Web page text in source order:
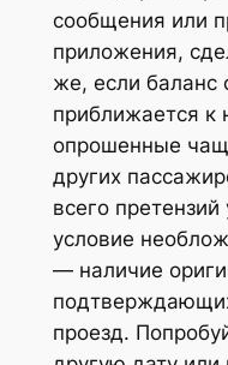
сообщения или
приложения,
же, если баланс
приближается
опрошенные
других
всего
условие
— наличие
проезд.